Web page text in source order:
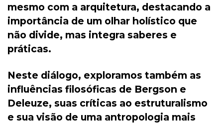
mesmo com a arquitetura, destacando a
importância de um olhar holístico que
não divide, mas integra saberes e
práticas.
Neste diálogo, exploramos também as
influências filosóficas de Bergson e
Deleuze, suas críticas ao estruturalismo
e sua visão de uma antropologia mais